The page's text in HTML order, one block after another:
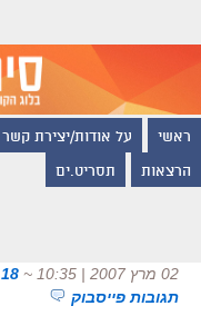
ראשי על אודות/יצירת קשר
הרצאות תסריט.ים
02 מרץ 2007 | 10:35 ~
18 COMMENTS
תגובות פייסבוק